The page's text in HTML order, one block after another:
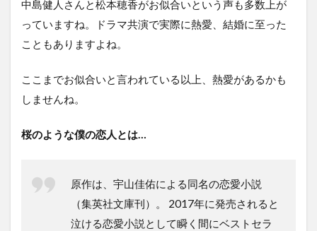
中島健人さんと松本穂香がお似合いという声も多数上が
っていますね。ドラマ共演で実際に熱愛、結婚に至った
こともありますよね。
ここまでお似合いと言われている以上、熱愛があるかも
しませんね。
桜のような僕の恋人とは…
原作は、宇山佳佑による同名の恋愛小説
（集英社文庫刊）。 2017年に発売されると
泣ける恋愛小説として瞬く間にベストセラ